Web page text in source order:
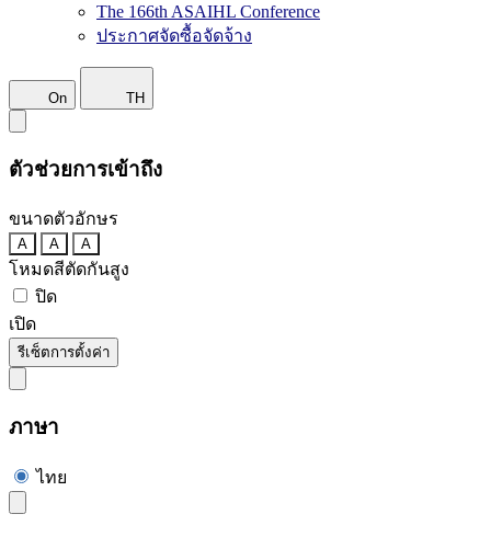
The 166th ASAIHL Conference
ประกาศจัดซื้อจัดจ้าง
On TH
ตัวช่วยการเข้าถึง
ขนาดตัวอักษร
A A A
โหมดสีตัดกันสูง
ปิด
เปิด
รีเซ็ตการตั้งค่า
ภาษา
ไทย